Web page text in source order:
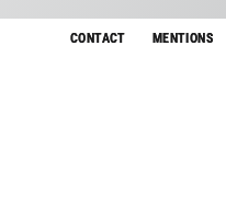
CONTACT MENTIONS